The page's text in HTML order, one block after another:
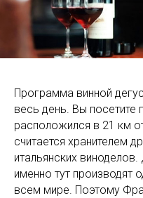
Программа винной
весь день. Вы посетите
расположился в 21 км
считается хранителем
итальянских
именно тут производят
всем мире. Поэтому